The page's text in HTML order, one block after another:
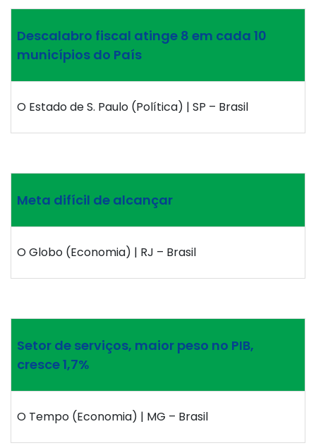
Descalabro fiscal atinge 8 em cada 10
municípios do País
O Estado de S. Paulo (Política) | SP – Brasil
Meta difícil de alcançar
O Globo (Economia) | RJ – Brasil
Setor de serviços, maior peso no PIB,
cresce 1,7%
O Tempo (Economia) | MG – Brasil